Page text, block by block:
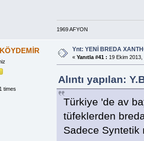
1969 AFYON
times
Ynt: YENİ BREDA
« Yanıtla #41 : 19 Ekim
Alıntı yapılan:
Türkiye 'de av
tüfeklerden
Sadece Syntetik